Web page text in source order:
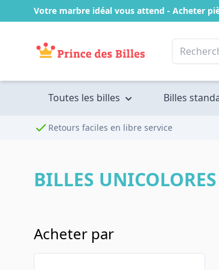
Passer au contenu
Votre marbre idéal vous attend - Acheter
Toutes les billes Billes
Retours faciles en libre service
BILLES
Acheter par